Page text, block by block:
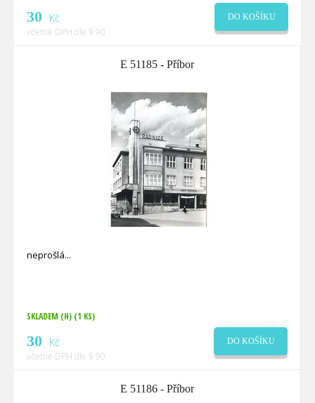
30 Kč
včetně DPH dle § 90
DO KOŠÍKU
E 51185 - Příbor
neprošlá
SKLADEM (H) (1 KS)
30 Kč
včetně DPH dle § 90
DO KOŠÍKU
E 51186 - Příbor